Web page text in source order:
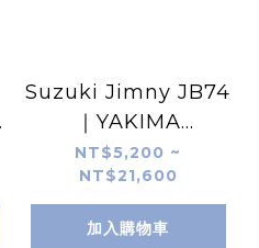
Suzuki Jimny JB74
｜YAKIMA
OverNOut 270 2.25
扇形車邊帳 實車安裝
｜unrv.台灣專業安裝
NT$5,200 ~
NT$21,600
加入購物車